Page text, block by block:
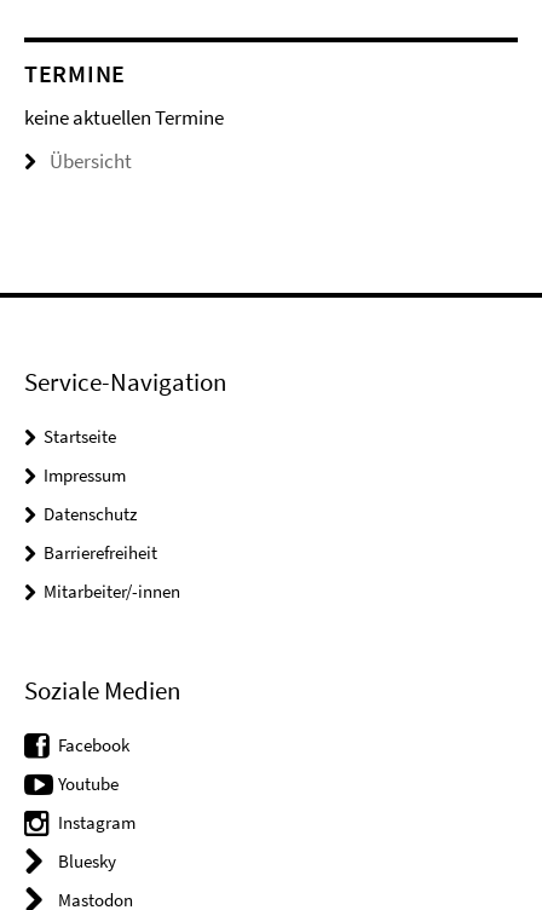
TERMINE
keine aktuellen Termine
Übersicht
Service-Navigation
Startseite
Impressum
Datenschutz
Barrierefreiheit
Mitarbeiter/-innen
Soziale Medien
Facebook
Youtube
Instagram
Bluesky
Mastodon